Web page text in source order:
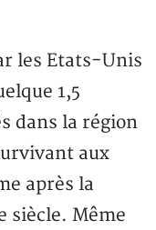
les Etats-Unis
1,5
dans la région
aux
après la
siècle. Même